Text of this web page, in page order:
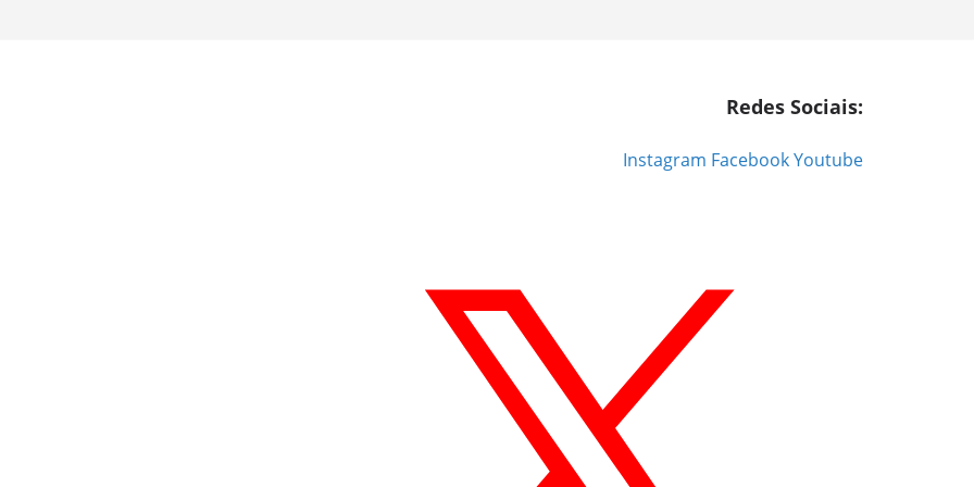
Redes Sociais:
Instagram FacebookYoutube